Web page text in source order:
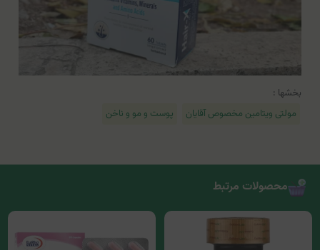
بخشها :
مولتی ویتامین مخصوص آقایان
پوست و مو و ناخن
محصولات مرتبط